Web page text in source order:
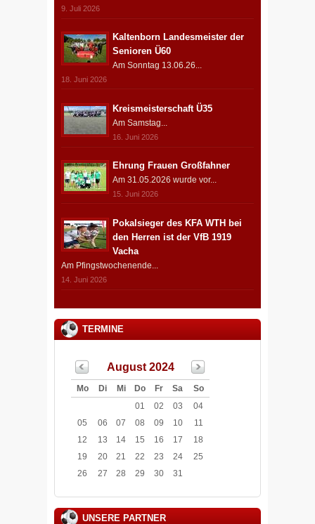
9. Juli 2026
Kaltenborn Landesmeister der
Senioren Ü60
Am Sonntag 13.06.26...
18. Juni 2026
Kreismeisterschaft Ü35
Am Samstag...
16. Juni 2026
Ehrung Frauen Großfahner
Am 31.05.2026 wurde vor...
15. Juni 2026
Pokalsieger des KFA WTH bei
den Herren ist der VfB 1919
Vacha
Am Pfingstwochenende...
14. Juni 2026
TERMINE
August 2024
Mo Di Mi Do Fr Sa
So
01
02 03
04
05
06 07 08 09 10
11
12
13 14 15 16 17
18
19
20 21 22 23 24
25
26
27 28 29 30 31
UNSERE PARTNER